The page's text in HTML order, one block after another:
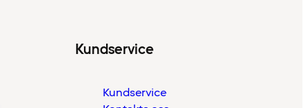
Kundservice
Kundservice